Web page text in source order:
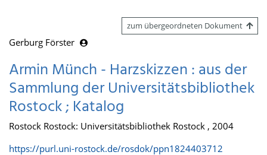
zum übergeordneten Dokument
Gerburg Förster
Armin Münch - Harzskizzen : aus der
Sammlung der Universitätsbibliothek
Rostock ; Katalog
Rostock Rostock: Universitätsbibliothek Rostock , 2004
https://purl.uni-rostock.de/rosdok/ppn1824403712